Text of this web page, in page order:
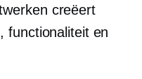
creëert
functionaliteit en